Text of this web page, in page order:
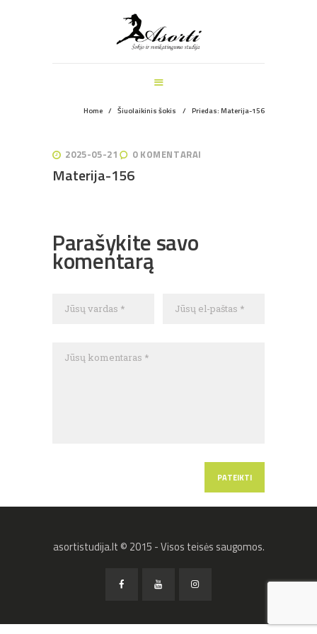
Home Šiuolaikinis šokis Priedas: Materija-156
ŠOKIO IR SVEIKATINGUMO STUDIJA
PAGRINDINIS
ŠOKIŲ UŽSIĖMIMAI
VEIKLOS ŠVENTĖMS
APIE MUS
REGISTRACIJA
2025-05-21 0 KOMENTARAI
Materija-156
tarp
įrašų
Parašykite savo
komentarą
asortistudija.lt © 2015 - Visos teisės saugomos.